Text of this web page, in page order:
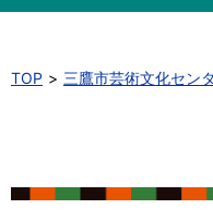
TOP 三鷹市芸術文化セン